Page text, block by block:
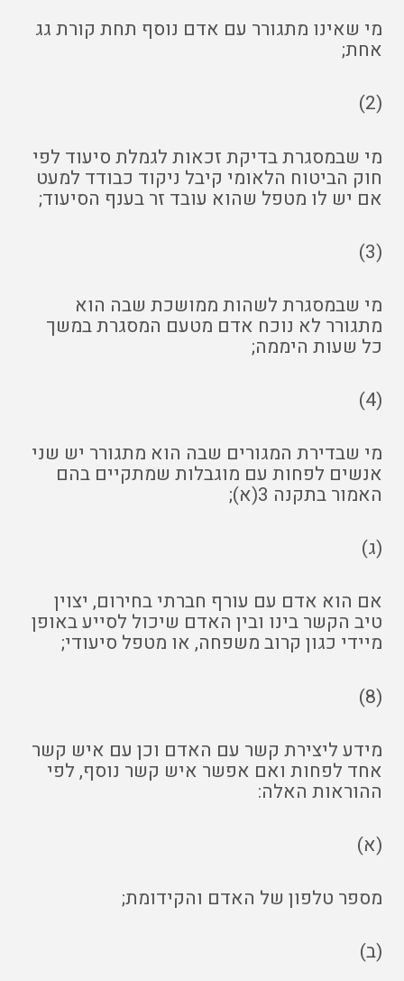
מי שאינו מתגורר עם אדם נוסף תחת קורת גג
אחת;
(2)
מי שבמסגרת בדיקת זכאות לגמלת סיעוד לפי
חוק הביטוח הלאומי קיבל ניקוד כבודד למעט
אם יש לו מטפל שהוא עובד זר בענף הסיעוד;
(3)
מי שבמסגרת לשהות ממושכת שבה הוא
מתגורר לא נוכח אדם מטעם המסגרת במשך
כל שעות היממה;
(4)
מי שבדירת המגורים שבה הוא מתגורר יש שני
אנשים לפחות עם מוגבלות שמתקיים בהם
האמור בתקנה 3(א);
(ג)
אם הוא אדם עם עורף חברתי בחירום, יצוין
טיב הקשר בינו ובין האדם שיכול לסייע באופן
מיידי כגון קרוב משפחה, או מטפל סיעודי;
(8)
מידע ליצירת קשר עם האדם וכן עם איש קשר
אחד לפחות ואם אפשר איש קשר נוסף, לפי
ההוראות האלה:
(א)
מספר טלפון של האדם והקידומת;
(ב)